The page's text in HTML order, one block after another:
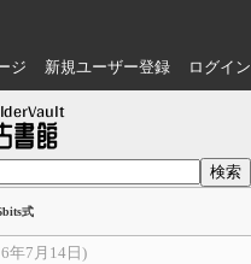
ジ 新規ユーザー登録 ログイン
式
年7月14日)